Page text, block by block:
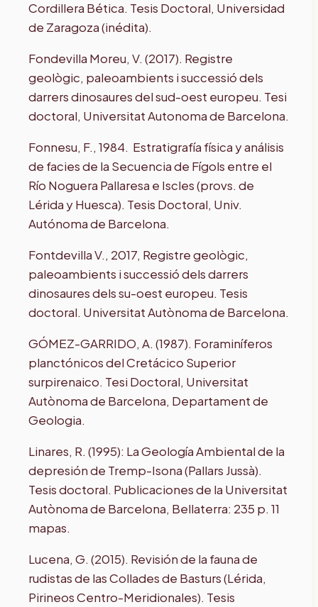
Cordillera Bética. Tesis Doctoral, Universidad
de Zaragoza (inédita).
Fondevilla Moreu, V. (2017). Registre
geològic, paleoambients i successió dels
darrers dinosaures del sud-oest europeu. Tesi
doctoral, Universitat Autonoma de Barcelona.
Fonnesu, F., 1984. Estratigrafía física y análisis
de facies de la Secuencia de Fígols entre el
Río Noguera Pallaresa e Iscles (provs. de
Lérida y Huesca). Tesis Doctoral, Univ.
Autónoma de Barcelona.
Fontdevilla V., 2017, Registre geològic,
paleoambients i successió dels darrers
dinosaures dels su-oest europeu. Tesis
doctoral. Universitat Autònoma de Barcelona.
GÓMEZ-GARRIDO, A. (1987). Foraminíferos
planctónicos del Cretácico Superior
surpirenaico. Tesi Doctoral, Universitat
Autònoma de Barcelona, Departament de
Geologia.
Linares, R. (1995): La Geología Ambiental de la
depresión de Tremp-Isona (Pallars Jussà).
Tesis doctoral. Publicaciones de la Universitat
Autònoma de Barcelona, Bellaterra: 235 p. 11
mapas.
Lucena, G. (2015). Revisión de la fauna de
rudistas de las Collades de Basturs (Lérida,
Pirineos Centro-Meridionales). Tesis